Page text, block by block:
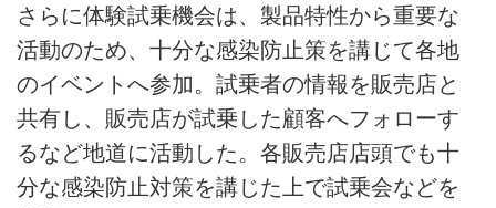
さらに体験試乗機会は、製品特性から重要な
活動のため、十分な感染防止策を講じて各地
のイベントへ参加。試乗者の情報を販売店と
共有し、販売店が試乗した顧客へフォローす
るなど地道に活動した。各販売店店頭でも十
分な感染防止対策を講じた上で試乗会などを